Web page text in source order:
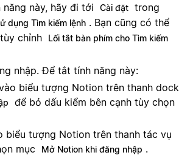
này, hãy đi tới
Cài đặt trong
dụng Tìm kiếm lệnh . Bạn cũng có thể
chỉnh
Lối tắt bàn phím cho Tìm kiếm
nhập. Để tắt tính năng này:
biểu tượng Notion trên thanh dock
để bỏ dấu kiểm bên cạnh tùy chọn
biểu tượng Notion trên thanh tác vụ
mục Mở Notion khi đăng nhập .